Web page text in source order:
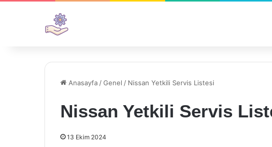
Anasayfa /Genel / Nissan Yetkili Servis Listesi
Nissan Yetkili Servis
13 Ekim 2024